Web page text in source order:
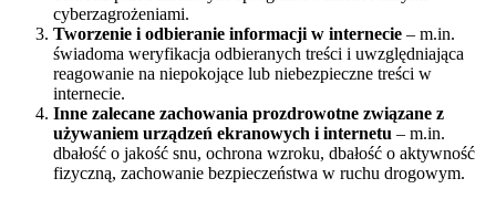
cyberzagrożeniami.
Tworzenie i odbieranie informacji w internecie – m.in.
świadoma weryfikacja odbieranych treści i uwzględniająca
reagowanie na niepokojące lub niebezpieczne treści w
internecie.
Inne zalecane zachowania prozdrowotne związane z
używaniem urządzeń ekranowych i internetu – m.in.
dbałość o jakość snu, ochrona wzroku, dbałość o aktywność
fizyczną, zachowanie bezpieczeństwa w ruchu drogowym.